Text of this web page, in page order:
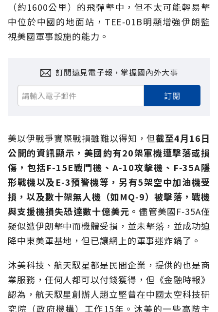
（約1600公里）的飛彈擊中，但不太可能輕易擊
中位於中國的地面站，TEE‑01B明顯增強伊朗監
視美國軍事設施的能力。
訂閱遠見電子報，掌握國內外大事
訂閱
美以伊戰爭實際戰損雖難以得知，但截至4月16日
公開的資訊顯示，美國約有20架軍機遭擊落或損
傷，包括F‑15E戰鬥機、A‑10攻擊機、F‑35A隱
形戰機以及E‑3預警機等，另有5架空中加油機受
損，以及數十架無人機（如MQ‑9）被擊落，戰機
與支援機損失恐達數十億美元。儘管美國F‑35A僅
疑似遭伊朗擊中而機體受損，並未擊落，並成功迫
降中東美軍基地，但已讓網上的軍事迷炸鍋了。
沐美科技、航天馭星都是民間企業，提供的也是商
業服務，任何人都可以付錢獲得，但《金融時報》
認為，航天馭星創辦人趙立堅曾在中國太空科技研
究院（政府機構）工作15年。沐美的一些高階主